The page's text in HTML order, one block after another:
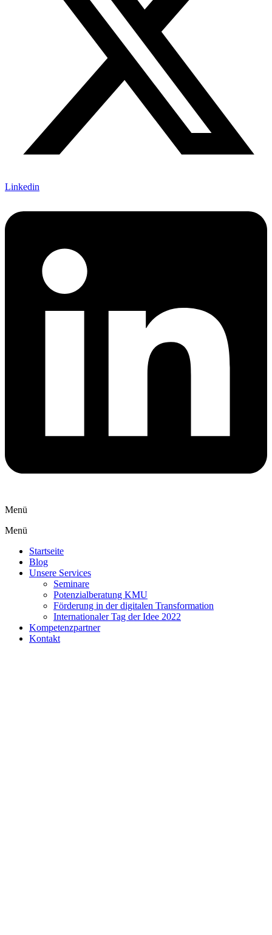
Linkedin
Menü
Menü
Startseite
Blog
Unsere Services
Seminare
Potenzialberatung KMU
Förderung in der digitalen Transformation
Internationaler Tag der Idee 2022
Kompetenzpartner
Kontakt